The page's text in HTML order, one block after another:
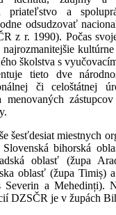
priateľstvo a
odsudzovať
z r. 1990). Počas
kultúrne
školstva s
tieto dve
či celoštátnej
šesťdesiat miestnych
bihorská
oblasť (župa
oblasť (župa Timiș)
a Mehedinți).
DZSČR je v župách